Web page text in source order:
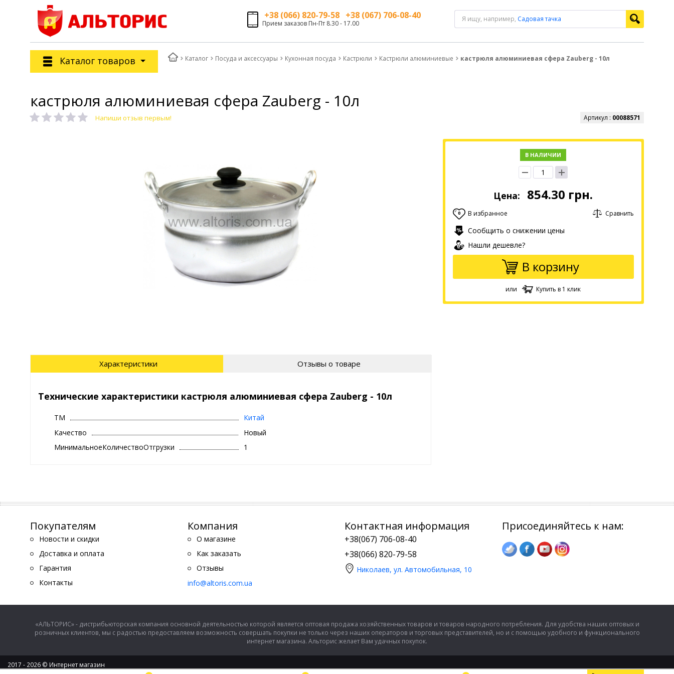
+38 (066) 820-79-58 +38 (067) 706-08-40
Прием заказов Пн-Пт 8.30 - 17.00
Я ищу, например, Садовая тачка
Каталог товаров Каталог Посуда и аксессуары Кухонная посуда Кастрюли Кастрюли алюминиевые кастрюля алюминиевая сфера Zauberg - 10л
кастрюля алюминиевая сфера Zauberg - 10л
Напиши отзыв первым! Артикул : 00088571
В НАЛИЧИИ
Цена: 854.30 грн.
0 В избранное Сравнить
Сообщить о снижении цены
Нашли дешевле?
В корзину
или Купить в 1 клик
Характеристики Отзывы о товаре
Технические характеристики кастрюля алюминиевая сфера Zauberg - 10л
ТМ
Китай
Качество
Новый
МинимальноеКоличествоОтгрузки
1
Покупателям
Новости и скидки
Доставка и оплата
Гарантия
Контакты
Компания
О магазине
Как заказать
Отзывы
info@altoris.com.ua
Контактная информация
+38(067) 706-08-40
+38(066) 820-79-58
Николаев, ул. Автомобильная, 10
Присоединяйтесь к нам:
«АЛЬТОРИС» - дистрибьюторская компания основной деятельностью которой является оптовая продажа хозяйственных товаров и товаров народного потребления. Для удобства наших оптовых и
розничных клиентов, мы с радостью предоставляем возможность совершать покупки не только через наших операторов и торговых представителей, но и с помощью удобного и функционального
интернет магазина. Альторис желает Вам удачных покупок.
2017 - 2026 © Интернет магазин